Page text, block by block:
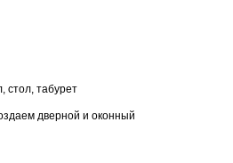
стол, табурет
дверной и оконный